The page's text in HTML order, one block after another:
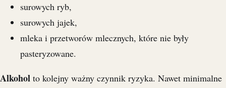
surowych ryb,
surowych jajek,
mleka i przetworów mlecznych, które nie były
pasteryzowane.
Alkohol to kolejny ważny czynnik ryzyka. Nawet minimalne